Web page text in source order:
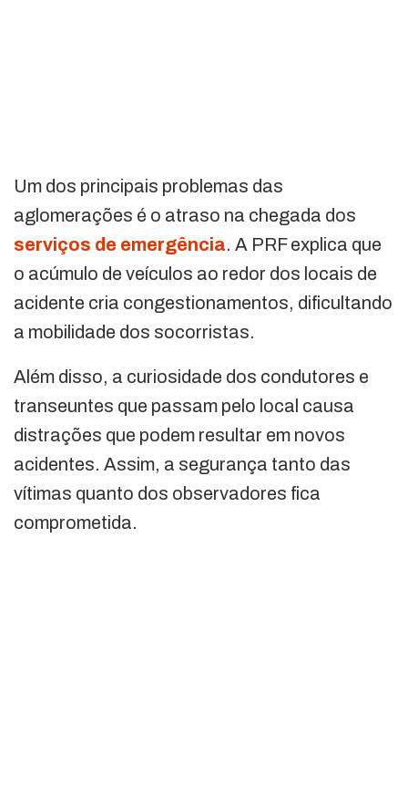
Um dos principais problemas das
aglomerações é o atraso na chegada dos
serviços de emergência. A PRF explica que
o acúmulo de veículos ao redor dos locais de
acidente cria congestionamentos, dificultando
a mobilidade dos socorristas.
Além disso, a curiosidade dos condutores e
transeuntes que passam pelo local causa
distrações que podem resultar em novos
acidentes. Assim, a segurança tanto das
vítimas quanto dos observadores fica
comprometida.